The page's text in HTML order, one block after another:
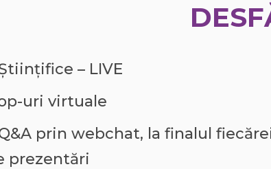
– LIVE
uri virtuale
prin webchat, la finalul
prezentări